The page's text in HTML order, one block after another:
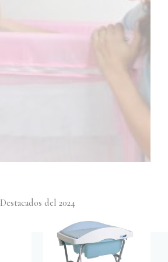
Destacados del 2024